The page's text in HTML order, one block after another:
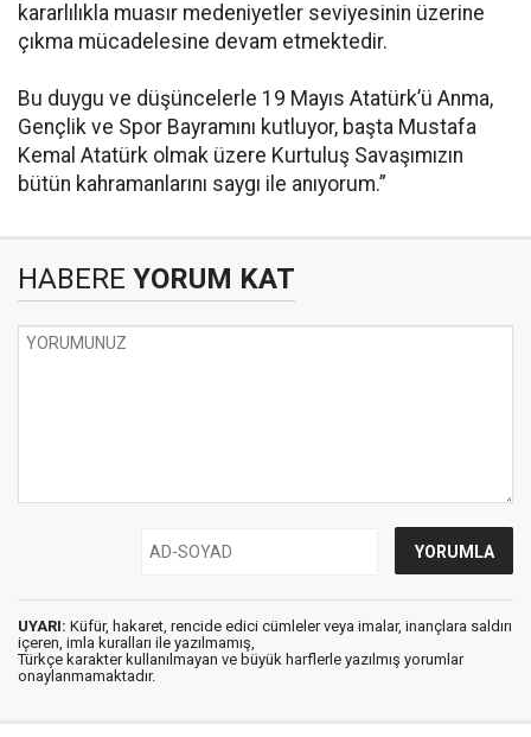
kararlılıkla muasır medeniyetler seviyesinin üzerine
çıkma mücadelesine devam etmektedir.
Bu duygu ve düşüncelerle 19 Mayıs Atatürk’ü Anma,
Gençlik ve Spor Bayramını kutluyor, başta Mustafa
Kemal Atatürk olmak üzere Kurtuluş Savaşımızın
bütün kahramanlarını saygı ile anıyorum.”
HABERE YORUM KAT
UYARI: Küfür, hakaret, rencide edici cümleler veya imalar, inançlara saldırı
içeren, imla kuralları ile yazılmamış,
Türkçe karakter kullanılmayan ve büyük harflerle yazılmış yorumlar
onaylanmamaktadır.